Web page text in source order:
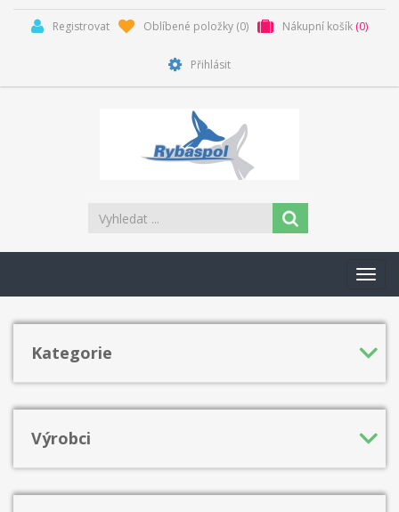
Registrovat Oblíbené položky (0) Nákupní košík (0)
Přihlásit
Kategorie
Výrobci